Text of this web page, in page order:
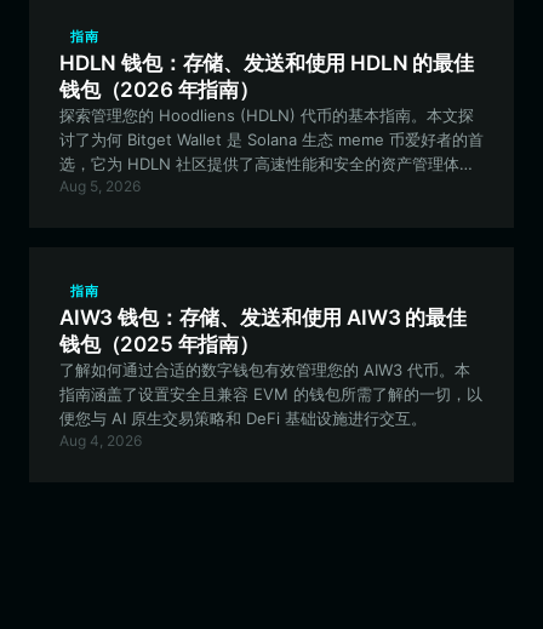
指南
HDLN 钱包：存储、发送和使用 HDLN 的最佳
钱包（2026 年指南）
探索管理您的 Hoodliens (HDLN) 代币的基本指南。本文探
讨了为何 Bitget Wallet 是 Solana 生态 meme 币爱好者的首
选，它为 HDLN 社区提供了高速性能和安全的资产管理体
验。
Aug 5, 2026
指南
AIW3 钱包：存储、发送和使用 AIW3 的最佳
钱包（2025 年指南）
了解如何通过合适的数字钱包有效管理您的 AIW3 代币。本
指南涵盖了设置安全且兼容 EVM 的钱包所需了解的一切，以
便您与 AI 原生交易策略和 DeFi 基础设施进行交互。
Aug 4, 2026